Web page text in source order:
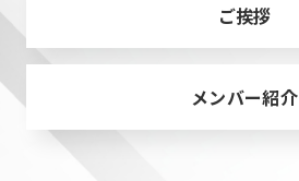
ご挨拶
メンバー紹介